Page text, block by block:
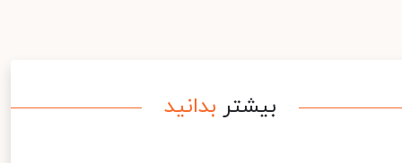
بیشتر بدانید